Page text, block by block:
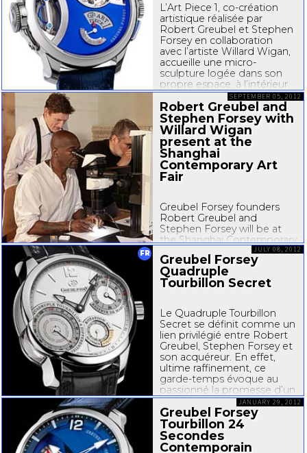
L’Art Piece 1, co-création
artistique réalisée par
Robert Greubel et Stephen
Forsey en collaboration
avec l’artiste Willard Wigan,
accueille une micro-
sculpture logée dans son
propre espace, à l’intérieur
du garde-temps. Cette
œuvre, en cours
de réalisation, contient un
système optique réduit...
Robert Greubel and
Stephen Forsey with
Willard Wigan
present at the
Shanghai
Contemporary Art
Fair
Greubel Forsey founders
Robert Greubel and
Stephen Forsey will be at
the Shanghai Contemporary
Art Fair on September 6th,
2012 to present Art Piece 1,
their first artistic co-creation
that they are making with
work in progress will also...
SEPTEMBER 05, 2012
FR
Greubel Forsey
Quadruple
Tourbillon Secret
Le Quadruple Tourbillon
Secret se définit comme un
lien privilégié entre Robert
Greubel, Stephen Forsey et
son acquéreur. En effet,
ultime raffinement, ce
garde-temps évoque au
passionné la promesse d’un
mouvement exceptionnel
dont la magie mécanique
n’est visible que depuis le
fond du boîtier...
JULY 08, 2012
Greubel Forsey
Tourbillon 24
Secondes
Contemporain
JANUARY 29, 2012